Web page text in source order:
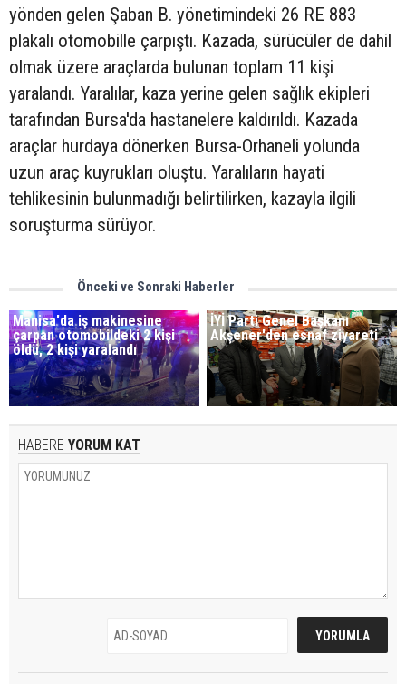
yönden gelen Şaban B. yönetimindeki 26 RE 883
plakalı otomobille çarpıştı. Kazada, sürücüler de dahil
olmak üzere araçlarda bulunan toplam 11 kişi
yaralandı. Yaralılar, kaza yerine gelen sağlık ekipleri
tarafından Bursa'da hastanelere kaldırıldı. Kazada
araçlar hurdaya dönerken Bursa-Orhaneli yolunda
uzun araç kuyrukları oluştu. Yaralıların hayati
tehlikesinin bulunmadığı belirtilirken, kazayla ilgili
soruşturma sürüyor.
Önceki ve Sonraki Haberler
Manisa'da iş makinesine
çarpan otomobildeki 2 kişi
öldü, 2 kişi yaralandı
İYİ Parti Genel Başkanı
Akşener'den esnaf ziyareti
HABERE YORUM KAT